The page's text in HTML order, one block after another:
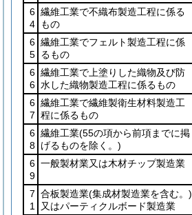
6
4
繊維工業で不織布製造工程に係る
もの
6
5
繊維工業でフェルト製造工程に係
るもの
6
6
繊維工業で上塗りした織物及び防
水した織物製造工程に係るもの
6
7
繊維工業で繊維製衛生材料製造工
程に係るもの
6
8
繊維工業(55の項から前項までに掲
げるものを除く。)
6
9
一般製材業又は木材チップ製造業
7
1
合板製造業(集成材製造業を含む。)
又はパーティクルボード製造業